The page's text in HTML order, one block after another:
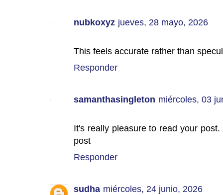
nubkoxyz jueves, 28 mayo, 2026
This feels accurate rather than
Responder
samanthasingleton miércoles, 03
It's really pleasure to read your
post
Responder
sudha miércoles, 24 junio, 2026